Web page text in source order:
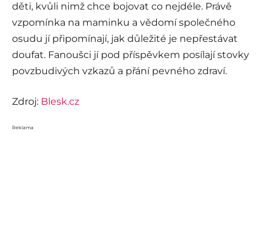
děti, kvůli nimž chce bojovat co nejdéle. Právě
vzpomínka na maminku a vědomí společného
osudu jí připomínají, jak důležité je nepřestávat
doufat. Fanoušci jí pod příspěvkem posílají stovky
povzbudivých vzkazů a přání pevného zdraví.
Zdroj: Blesk.cz
Reklama